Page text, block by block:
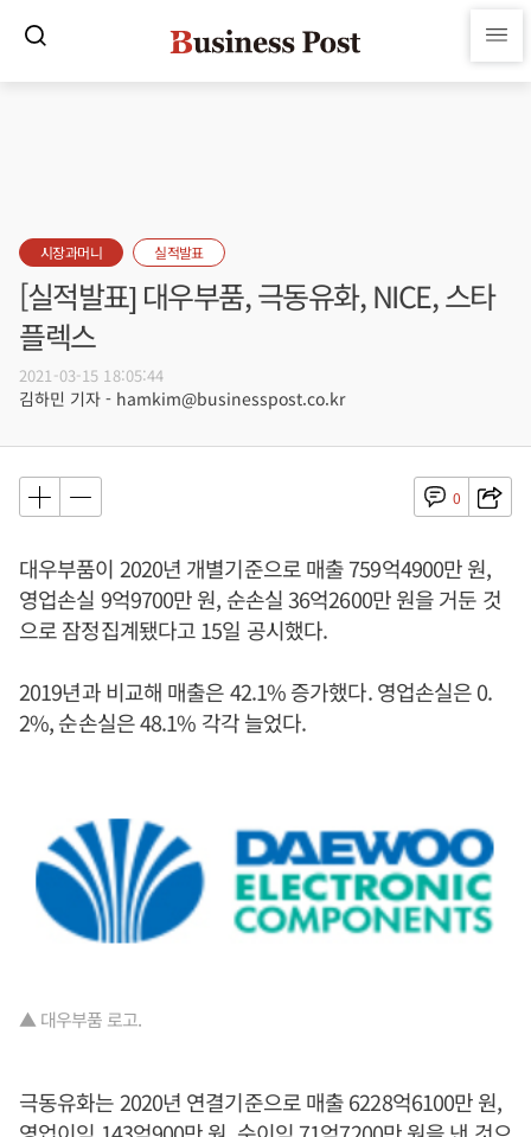
시장과머니 실적발표
[실적발표] 대우부품, 극동유화, NICE, 스타
플렉스
2021-03-15 18:05:44
김하민 기자 - hamkim@businesspost.co.kr
0
대우부품이 2020년 개별기준으로 매출 759억4900만 원,
영업손실 9억9700만 원, 순손실 36억2600만 원을 거둔 것
으로 잠정집계됐다고 15일 공시했다.
2019년과 비교해 매출은 42.1% 증가했다. 영업손실은 0.
2%, 순손실은 48.1% 각각 늘었다.
▲ 대우부품 로고.
극동유화는 2020년 연결기준으로 매출 6228억6100만 원,